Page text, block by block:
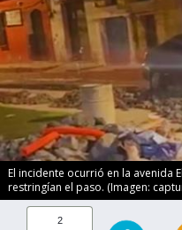
El incidente ocurrió en la avenida
restringían el paso. (Imagen:
2